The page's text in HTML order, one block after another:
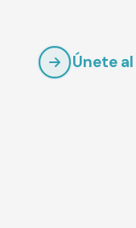
Únete al